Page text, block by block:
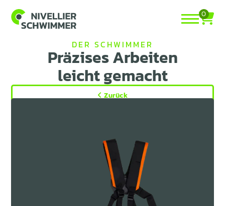
0
DER SCHWIMMER
Präzises Arbeiten
leicht gemacht
 Zurück